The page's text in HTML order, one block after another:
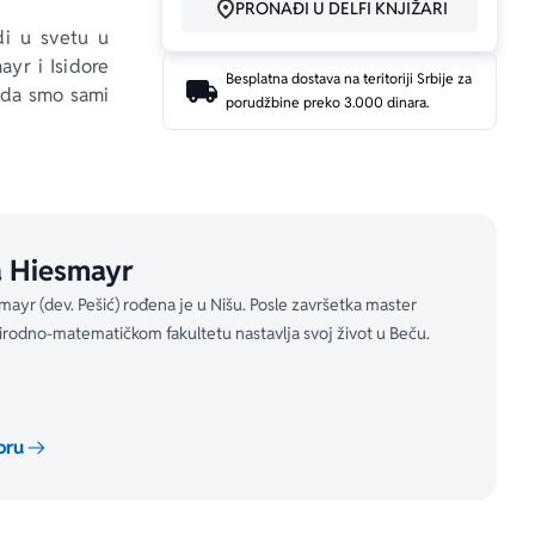
u svetu u
i Isidore
smo sami
inače bile
da se
u snagu
PRONAĐI U DELFI KNJIŽARI
Besplatna dostava na teritoriji Srbije za
porudžbine preko 3.000 dinara.
Hiesmayr
(dev. Pešić) rođena je u Nišu. Posle završetka master
matematičkom fakultetu nastavlja svoj život u Beču.